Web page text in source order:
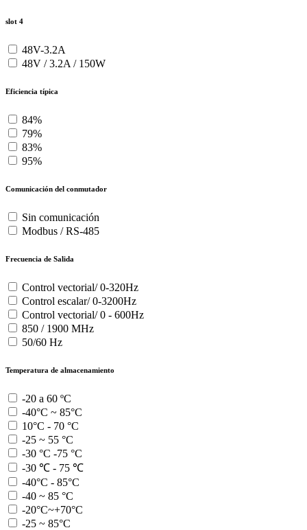
slot 4
48V-3.2A
48V / 3.2A / 150W
Eficiencia típica
84%
79%
83%
95%
Comunicación del conmutador
Sin comunicación
Modbus / RS-485
Frecuencia de Salida
Control vectorial/ 0-320Hz
Control escalar/ 0-3200Hz
Control vectorial/ 0 - 600Hz
850 / 1900 MHz
50/60 Hz
Temperatura de almacenamiento
-20 a 60 ºC
-40°C ~ 85°C
10°C - 70 °C
-25 ~ 55 °C
-30 °C -75 °C
-30 ℃ - 75 ℃
-40°C - 85°C
-40 ~ 85 °C
-20°C~+70°C
-25 ~ 85°C